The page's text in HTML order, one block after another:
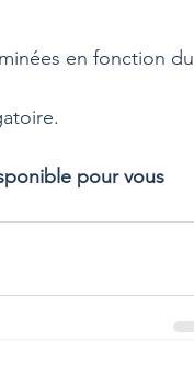
en fonction du
pour vous